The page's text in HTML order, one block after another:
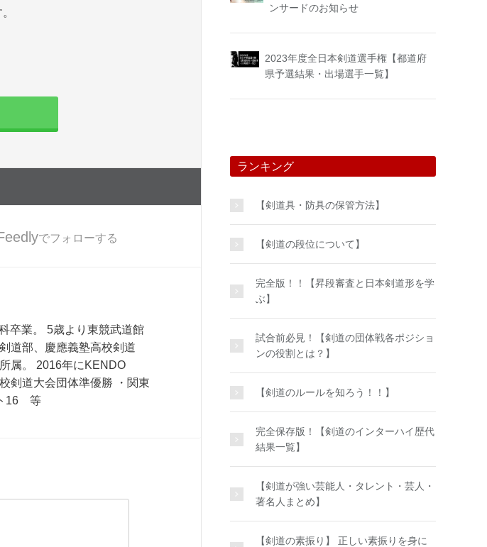
でフォローする
卒業。 5歳より東競武道館
道部、慶應義塾高校剣道
属。 2016年にKENDO
剣道大会団体準優勝 ・関東
16 等
ンサードのお知らせ
2023年度全日本剣道選手権【都道府
県予選結果・出場選手一覧】
ランキング
【剣道具・防具の保管方法】
【剣道の段位について】
完全版！！【昇段審査と日本剣道形を学
ぶ】
試合前必見！【剣道の団体戦各ポジショ
ンの役割とは？】
【剣道のルールを知ろう！！】
完全保存版！【剣道のインターハイ歴代
結果一覧】
【剣道が強い芸能人・タレント・芸人・
著名人まとめ】
【剣道の素振り】 正しい素振りを身に